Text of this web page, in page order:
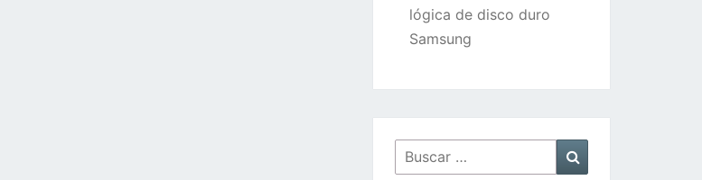
lógica de disco duro
Samsung
Buscar
por: